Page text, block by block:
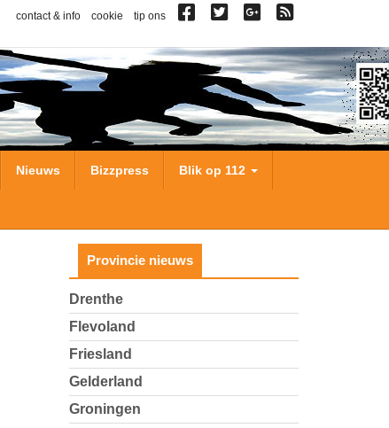
contact & info cookie tip ons
Nieuws Bizzpress Blik op 112
Provincie nieuws
Drenthe
Flevoland
Friesland
Gelderland
Groningen